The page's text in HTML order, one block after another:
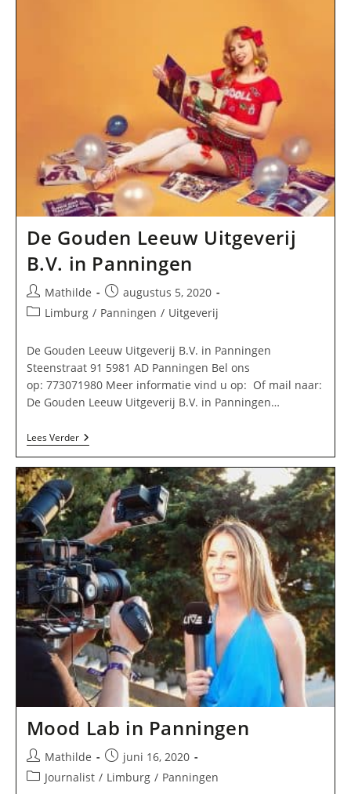
De Gouden Leeuw Uitgeverij
B.V. in Panningen
Bericht
auteur:
Mathilde
Bericht
gepubliceerd
augustus 5, 2020
Berichtcategorie:
Limburg / Panningen / Uitgeverij
De Gouden Leeuw Uitgeverij B.V. in Panningen
Steenstraat 91 5981 AD Panningen Bel ons
op: 773071980 Meer informatie vind u op: Of mail naar:
De Gouden Leeuw Uitgeverij B.V. in Panningen…
Lees VerderDe
Gouden
Uitgeverij
B.V.
In
Panningen
Mood Lab in Panningen
Bericht
auteur:
Mathilde
Bericht
gepubliceerd
juni 16, 2020
Berichtcategorie:
Journalist / Limburg / Panningen